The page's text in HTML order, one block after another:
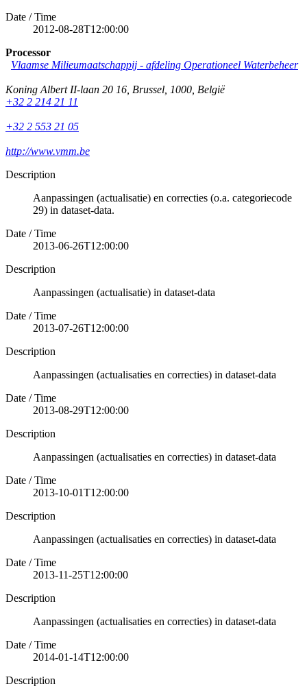
Date / Time
2012-08-28T12:00:00
Processor
Vlaamse Milieumaatschappij - afdeling Operationeel Waterbeheer
Koning Albert II-laan 20 16 Brussel 1000 België
+32 2 214 21 11
+32 2 553 21 05
http://www.vmm.be
Description
Aanpassingen (actualisatie) en correcties (o.a. categoriecode
29) in dataset-data.
Date / Time
2013-06-26T12:00:00
Description
Aanpassingen (actualisatie) in dataset-data
Date / Time
2013-07-26T12:00:00
Description
Aanpassingen (actualisaties en correcties) in dataset-data
Date / Time
2013-08-29T12:00:00
Description
Aanpassingen (actualisaties en correcties) in dataset-data
Date / Time
2013-10-01T12:00:00
Description
Aanpassingen (actualisaties en correcties) in dataset-data
Date / Time
2013-11-25T12:00:00
Description
Aanpassingen (actualisaties en correcties) in dataset-data
Date / Time
2014-01-14T12:00:00
Description